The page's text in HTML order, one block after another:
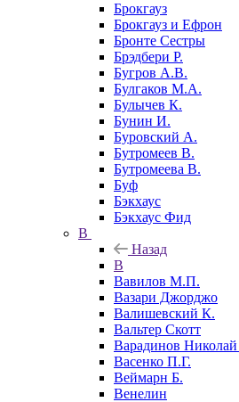
Брокгауз
Брокгауз и Ефрон
Бронте Сестры
Брэдбери Р.
Бугров А.В.
Булгаков М.А.
Булычев К.
Бунин И.
Буровский А.
Бутромеев В.
Бутромеева В.
Буф
Бэкхаус
Бэкхаус Фид
В
Назад
В
Вавилов М.П.
Вазари Джорджо
Валишевский К.
Вальтер Скотт
Варадинов
Васенко П.Г.
Веймарн Б.
Венелин